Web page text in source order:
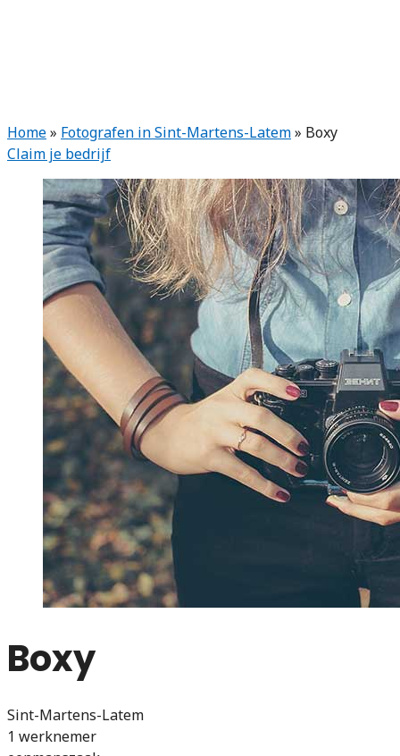
Home» Fotografen in Sint-Martens-Latem» Boxy
Claim je bedrijf
Boxy
Sint-Martens-Latem
1 werknemer